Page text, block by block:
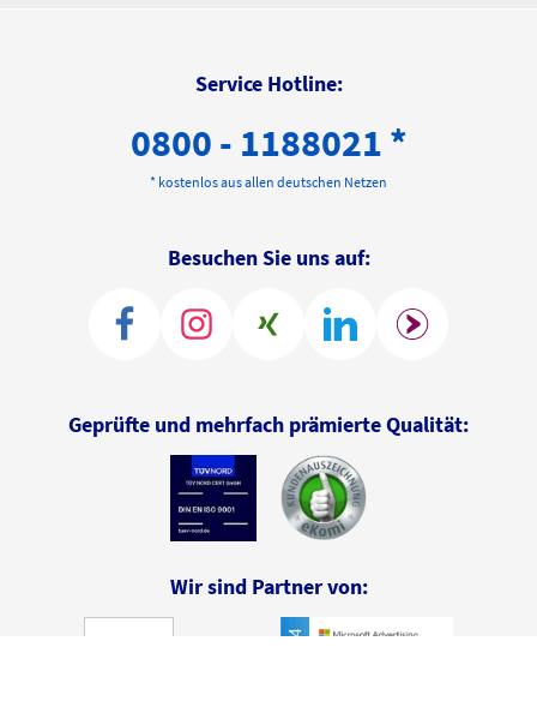
Service Hotline:
0800 - 1188021 *
* kostenlos aus allen deutschen Netzen
Besuchen Sie uns auf:
Geprüfte und mehrfach prämierte Qualität:
Wir sind Partner von: